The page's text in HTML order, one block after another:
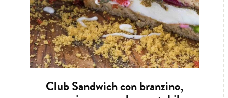
Club Sandwich con branzino,